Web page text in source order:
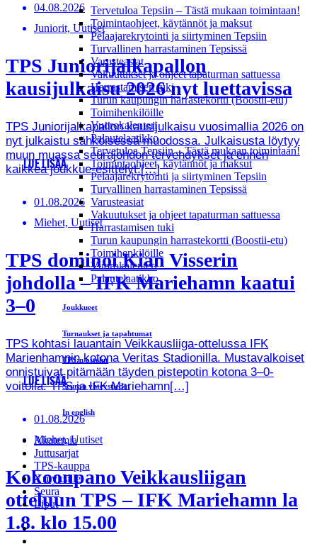
Tervetuloa Tepsiin – Tästä mukaan toimintaan!
Toimintaohjeet, käytännöt ja maksut
Pelaajarekrytointi ja siirtyminen Tepsiin
Turvallinen harrastaminen Tepsissä
Varusteasiat
Vakuutukset ja ohjeet tapaturman sattuessa
Harrastamisen tuki
Turun kaupungin harrastekortti (Boostii-etu)
Toimihenkilöille
Vuorokalenteri
Palautelaatikko
Tervetuloa Tepsiin – Tästä mukaan toimintaan!
Toimintaohjeet, käytännöt ja maksut
Pelaajarekrytointi ja siirtyminen Tepsiin
Turvallinen harrastaminen Tepsissä
Varusteasiat
Vakuutukset ja ohjeet tapaturman sattuessa
Harrastamisen tuki
Turun kaupungin harrastekortti (Boostii-etu)
Toimihenkilöille
Vuorokalenteri
Palautelaatikko
Joukkueet
Turnaukset ja tapahtumat
TPS:n ottelut
Seuran yhteystiedot
In english
Akatemia
Juttusarjat
TPS-kauppa
Yrityksille
Seura
Liput
04.08.2026
Juniorit, Uutiset
TPS Juniorijalkapallon
kausijulkaisu 2026 nyt luettavissa
TPS Juniorijalkapallon kausijulkaisu vuosimallia 2026 on
nyt julkaistu sähköisessä muodossa. Julkaisusta löytyy
muun muassa seurajohdon tervehdykset ja ennen
kaikkea joukkue-esittelyt.[…]
LUE LISÄÄ
01.08.2026
Miehet, Uutiset
TPS dominoi Kian Visserin
johdolla – IFK Mariehamn kaatui
3–0
TPS kohtasi lauantain Veikkausliiga-ottelussa IFK
Marienhamnin kotona Veritas Stadionilla. Mustavalkoiset
onnistuivat pitämään täyden pistepotin kotona 3–0-
voitolla. TPS ja IFK Mariehamn[…]
LUE LISÄÄ
01.08.2026
Miehet, Uutiset
Kokoonpano Veikkausliigan
otteluun TPS – IFK Mariehamn la
1.8. klo 15.00